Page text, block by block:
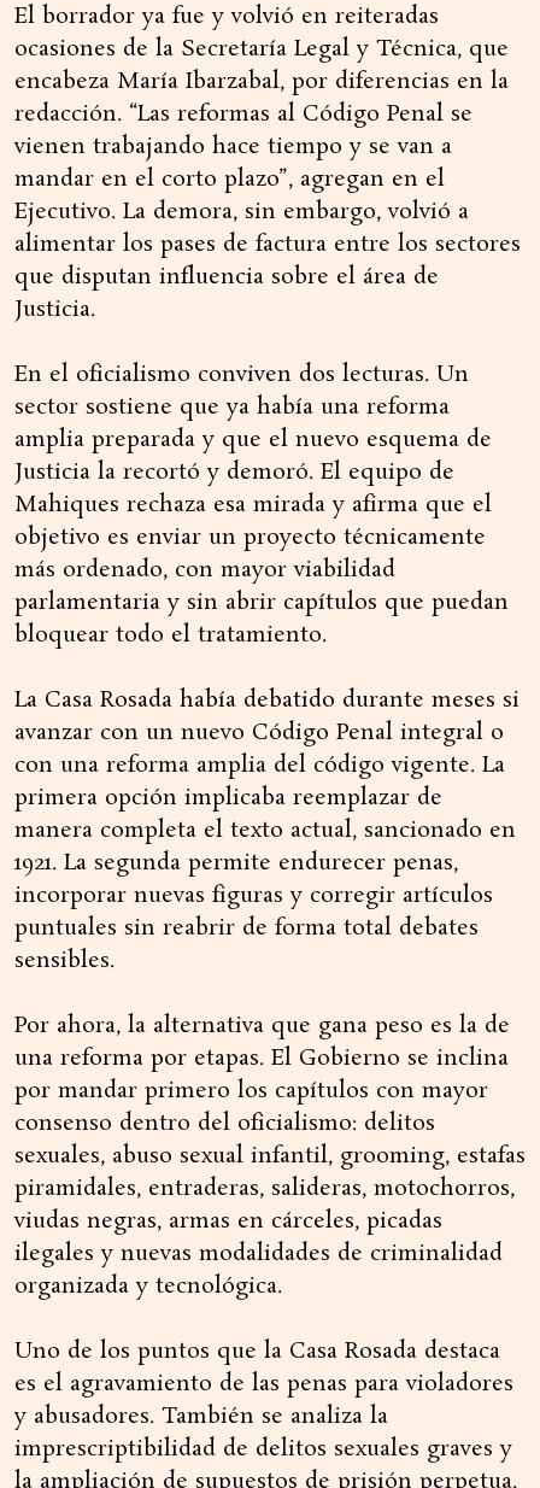
El borrador ya fue y volvió en reiteradas
ocasiones de la Secretaría Legal y Técnica, que
encabeza María Ibarzabal, por diferencias en la
redacción. “Las reformas al Código Penal se
vienen trabajando hace tiempo y se van a
mandar en el corto plazo”, agregan en el
Ejecutivo. La demora, sin embargo, volvió a
alimentar los pases de factura entre los sectores
que disputan influencia sobre el área de
Justicia.
En el oficialismo conviven dos lecturas. Un
sector sostiene que ya había una reforma
amplia preparada y que el nuevo esquema de
Justicia la recortó y demoró. El equipo de
Mahiques rechaza esa mirada y afirma que el
objetivo es enviar un proyecto técnicamente
más ordenado, con mayor viabilidad
parlamentaria y sin abrir capítulos que puedan
bloquear todo el tratamiento.
La Casa Rosada había debatido durante meses si
avanzar con un nuevo Código Penal integral o
con una reforma amplia del código vigente. La
primera opción implicaba reemplazar de
manera completa el texto actual, sancionado en
1921. La segunda permite endurecer penas,
incorporar nuevas figuras y corregir artículos
puntuales sin reabrir de forma total debates
sensibles.
Por ahora, la alternativa que gana peso es la de
una reforma por etapas. El Gobierno se inclina
por mandar primero los capítulos con mayor
consenso dentro del oficialismo: delitos
sexuales, abuso sexual infantil, grooming, estafas
piramidales, entraderas, salideras, motochorros,
viudas negras, armas en cárceles, picadas
ilegales y nuevas modalidades de criminalidad
organizada y tecnológica.
Uno de los puntos que la Casa Rosada destaca
es el agravamiento de las penas para violadores
y abusadores. También se analiza la
imprescriptibilidad de delitos sexuales graves y